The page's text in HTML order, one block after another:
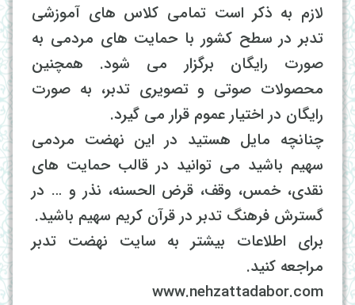
لازم به ذکر است تمامی کلاس های آموزشی
تدبر در سطح کشور با حمایت های مردمی به
صورت رایگان برگزار می شود. همچنین
محصولات صوتی و تصویری تدبر، به صورت
رایگان در اختیار عموم قرار می گیرد.
چنانچه مایل هستید در این نهضت مردمی
سهیم باشید می توانید در قالب حمایت های
نقدی، خمس، وقف، قرض الحسنه، نذر و … در
گسترش فرهنگ تدبر در قرآن کریم سهیم باشید.
برای اطلاعات بیشتر به سایت نهضت تدبر
مراجعه کنید.
www.nehzattadabor.com